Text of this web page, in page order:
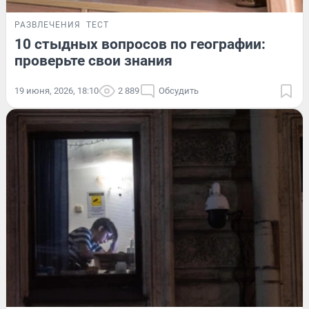
РАЗВЛЕЧЕНИЯ ТЕСТ
10 стыдных вопросов по географии:
проверьте свои знания
19 июня, 2026, 18:10 2 889 Обсудить